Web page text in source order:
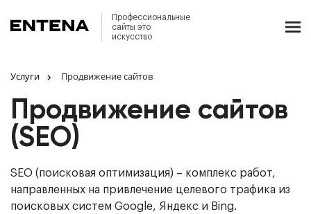
Профессиональные
сайты это
искусство
Услуги Продвижение сайтов
Продвижение сайтов
(SEO)
SEO (поисковая оптимизация) – комплекс работ,
направленных на привлечение целевого трафика из
поисковых систем Google, Яндекс и Bing.